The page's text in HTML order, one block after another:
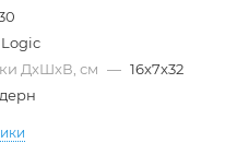
Logic
ДxШxВ, см — 16x7x32